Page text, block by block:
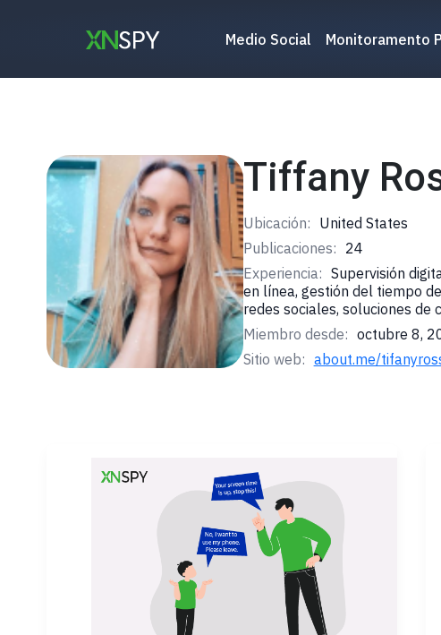
Medio Social Monitoramento
Tiffany
Ubicación: United States
Publicaciones: 24
Experiencia: Supervisión
en línea, gestión del tiempo
redes sociales, soluciones de
Miembro desde: octubre 8,
Sitio web: about.me/